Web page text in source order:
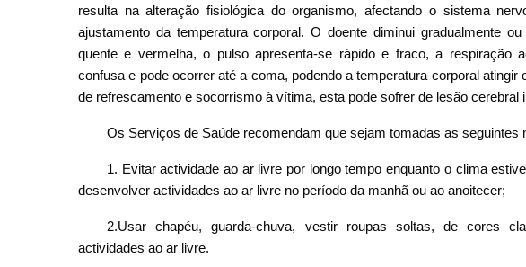
resulta na alteração fisiológica do organismo, afectando o sistema
ajustamento da temperatura corporal. O doente diminui gradualmente
quente e vermelha, o pulso apresenta-se rápido e fraco, a respiração
confusa e pode ocorrer até a coma, podendo a temperatura corporal atingir
de refrescamento e socorrismo à vítima, esta pode sofrer de lesão cerebral
Os Serviços de Saúde recomendam que sejam tomadas as seguintes
1. Evitar actividade ao ar livre por longo tempo enquanto o clima
desenvolver actividades ao ar livre no período da manhã ou ao anoitecer;
2.Usar chapéu, guarda-chuva, vestir roupas soltas, de cores
actividades ao ar livre.